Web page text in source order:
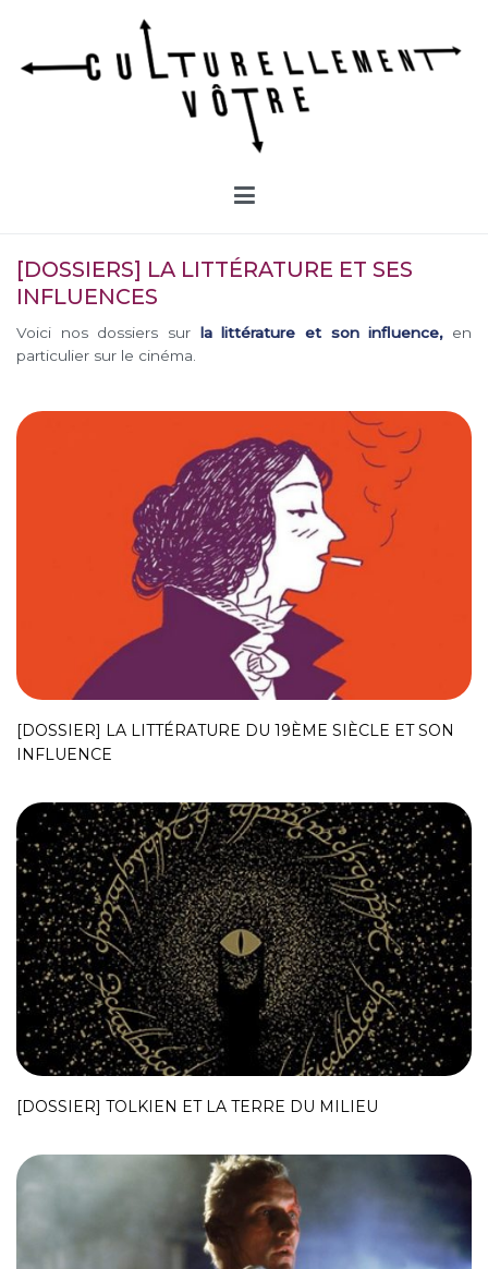
contenu
[DOSSIERS] LA LITTÉRATURE ET SES
INFLUENCES
Voici nos dossiers sur la littérature et son influence,en
particulier sur le cinéma.
[DOSSIER] LA LITTÉRATURE DU 19ÈME SIÈCLE ET SON
INFLUENCE
[DOSSIER] TOLKIEN ET LA TERRE DU MILIEU